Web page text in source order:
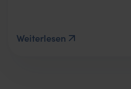
Weiterlesen